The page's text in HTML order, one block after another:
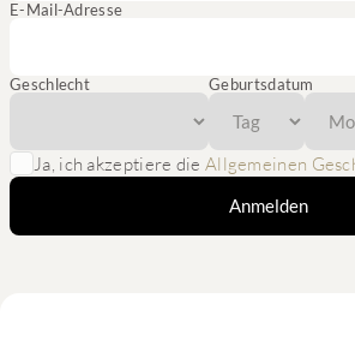
E-Mail-Adresse
Geschlecht Geburtsdatum
Ja, ich akzeptiere die Allgemeinen
Anmelden